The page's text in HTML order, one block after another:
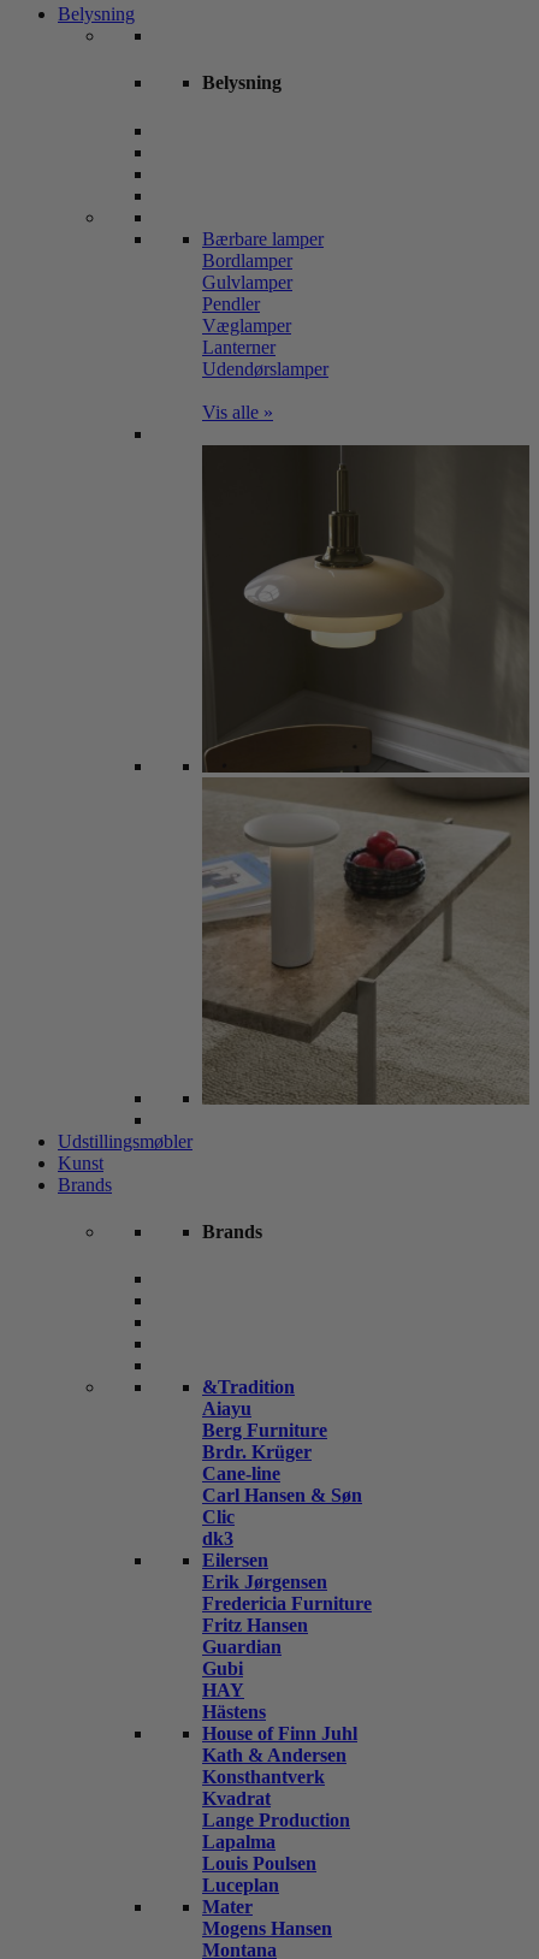
Belysning
Belysning
Bærbare lamper
Bordlamper
Gulvlamper
Pendler
Væglamper
Lanterner
Udendørslamper
Vis alle »
Udstillingsmøbler
Kunst
Brands
Brands
&Tradition
Aiayu
Berg Furniture
Brdr. Krüger
Cane-line
Carl Hansen & Søn
Clic
dk3
Eilersen
Erik Jørgensen
Fredericia Furniture
Fritz Hansen
Guardian
Gubi
HAY
Hästens
House of Finn Juhl
Kath & Andersen
Konsthantverk
Kvadrat
Lange Production
Lapalma
Louis Poulsen
Luceplan
Mater
Mogens Hansen
Montana